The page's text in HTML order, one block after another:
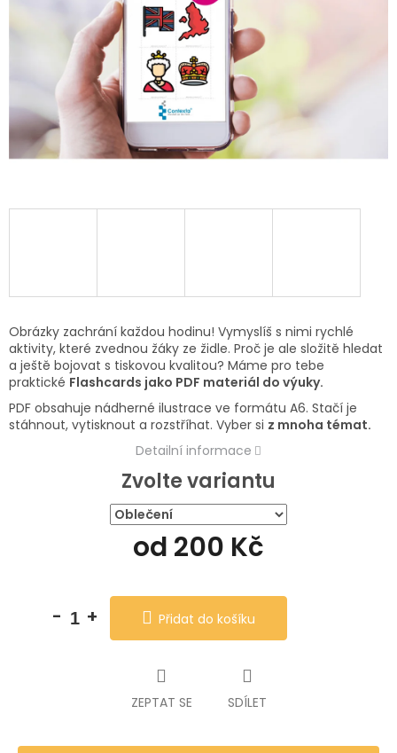
od 200 Kč
cena:
Zvolte variantu
Přidat do košíku
Obrázky zachrání každou hodinu! Vymyslíš s nimi rychlé
aktivity, které zvednou žáky ze židle. Proč je ale složitě hledat
a ještě bojovat s tiskovou kvalitou? Máme pro tebe
praktické Flashcards jako PDF materiál do výuky.
PDF obsahuje nádherné ilustrace ve formátu A6. Stačí je
stáhnout, vytisknout a rozstříhat. Vyber si z mnoha témat.
Detailní informace
ZEPTAT SE SDÍLET